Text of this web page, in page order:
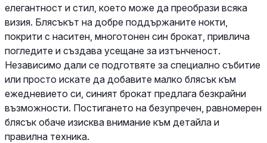
елегантност и стил, което може да преобрази всяка
визия. Блясъкът на добре поддържаните нокти,
покрити с наситен, многотонен син брокат, привлича
погледите и създава усещане за изтънченост.
Независимо дали се подготвяте за специално събитие
или просто искате да добавите малко блясък към
ежедневието си, синият брокат предлага безкрайни
възможности. Постигането на безупречен, равномерен
блясък обаче изисква внимание към детайла и
правилна техника.